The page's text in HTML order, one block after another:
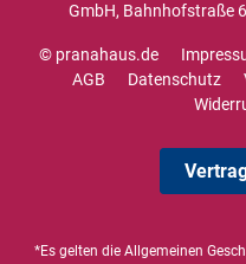
GmbH, Bahnhofstraße
© pranahaus.de
AGB
Datenschutz
*Es gelten die Allgemeinen